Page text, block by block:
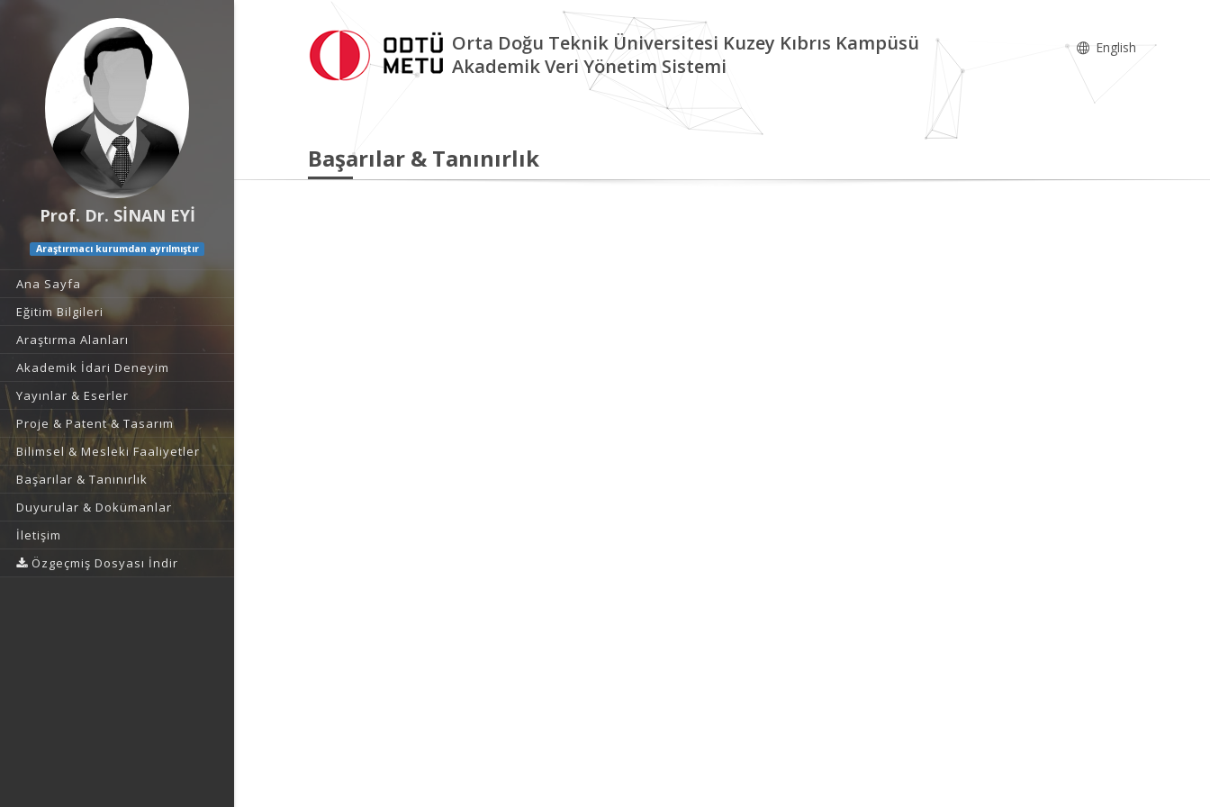
Prof. Dr. SİNAN EYİ
Araştırmacı kurumdan ayrılmıştır
Ana Sayfa
Eğitim Bilgileri
Araştırma Alanları
Akademik İdari Deneyim
Yayınlar & Eserler
Proje & Patent & Tasarım
Bilimsel & Mesleki Faaliyetler
Başarılar & Tanınırlık
Duyurular & Dokümanlar
İletişim
Özgeçmiş Dosyası İndir
Orta Doğu Teknik Üniversitesi Kuzey Kıbrıs Kampüsü
Akademik Veri Yönetim Sistemi
English
Başarılar & Tanınırlık